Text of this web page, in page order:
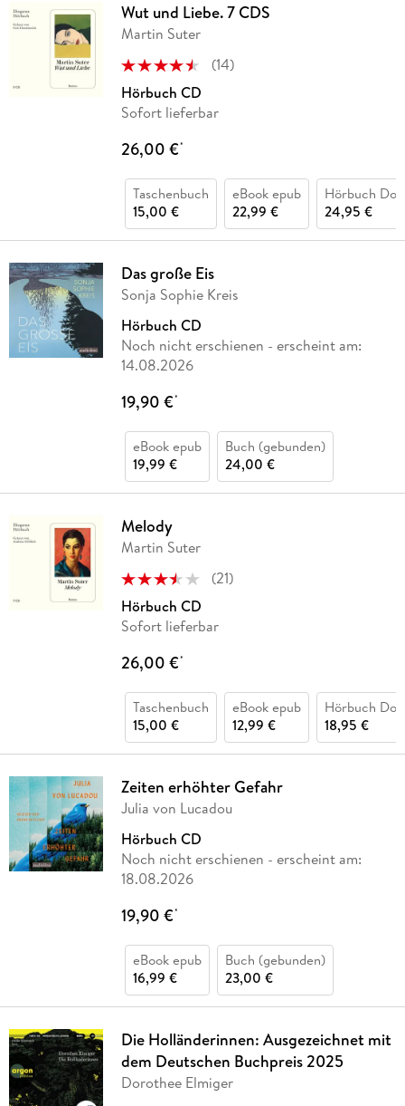
Wut und Liebe. 7 CDS
Martin Suter
(14)
Hörbuch CD
Sofort lieferbar
26,00 €*
Taschenbuch
15,00 €
eBook epub
22,99 €
Hörbuch
24,95 €
Das große Eis
Sonja Sophie Kreis
Hörbuch CD
Noch nicht erschienen - erscheint am:
14.08.2026
19,90 €*
eBook epub
19,99 €
Buch (gebunden)
24,00 €
Melody
Martin Suter
(21)
Hörbuch CD
Sofort lieferbar
26,00 €*
Taschenbuch
15,00 €
eBook epub
12,99 €
Hörbuch
18,95 €
Zeiten erhöhter Gefahr
Julia von Lucadou
Hörbuch CD
Noch nicht erschienen - erscheint am:
18.08.2026
19,90 €*
eBook epub
16,99 €
Buch (gebunden)
23,00 €
Die Holländerinnen: Ausgezeichnet mit
dem Deutschen Buchpreis 2025
Dorothee Elmiger